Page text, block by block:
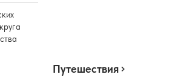
Путешествия